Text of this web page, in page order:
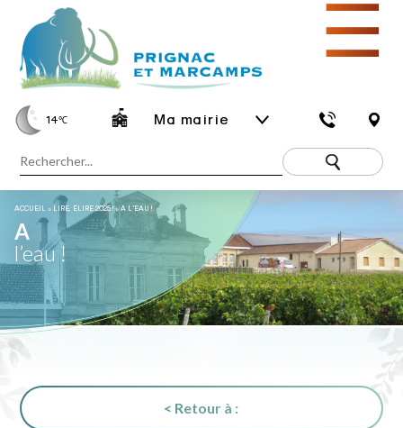
14℃ Ma mairie
☰
ACCUEIL » LIRE, ÉLIRE 2025 !»A L’EAU !
A
l’eau !
< Retour à :